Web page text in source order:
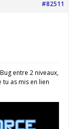
#82511
entre 2 niveaux,
tu as mis en lien